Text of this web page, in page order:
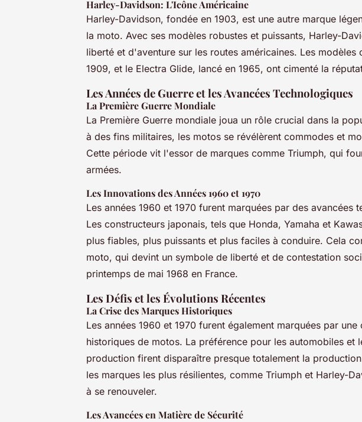
Harley-Davidson: L'Icône Américaine
Harley-Davidson, fondée en 1903, est une autre marque
la moto. Avec ses modèles robustes et puissants, Harley-
liberté et d'aventure sur les routes américaines. Les modèles
1909, et le Electra Glide, lancé en 1965, ont cimenté la
Les Années de Guerre et les Avancées Technologiques
La Première Guerre Mondiale
La Première Guerre mondiale joua un rôle crucial dans la
à des fins militaires, les motos se révélèrent commodes et
Cette période vit l'essor de marques comme Triumph, qui
armées.
Les Innovations des Années 1960 et 1970
Les années 1960 et 1970 furent marquées par des avancées
Les constructeurs japonais, tels que Honda, Yamaha et
plus fiables, plus puissants et plus faciles à conduire. Cela
moto, qui devint un symbole de liberté et de contestation
printemps de mai 1968 en France.
Les Défis et les Évolutions Récentes
La Crise des Marques Historiques
Les années 1960 et 1970 furent également marquées par
historiques de motos. La préférence pour les automobiles et
production firent disparaître presque totalement la
les marques les plus résilientes, comme Triumph et Harley-
à se renouveler.
Les Avancées en Matière de Sécurité